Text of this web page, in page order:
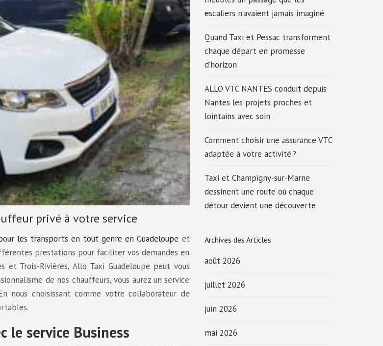
privé à votre service
les transports en tout genre en Guadeloupe et
prestations pour faciliter vos demandes en
Trois-Rivières, Allo Taxi Guadeloupe peut vous
de nos chauffeurs, vous aurez un service
nous choisissant comme votre collaborateur de
le service Business
escaliers n’avaient jamais imaginé
Quand Taxi et Pessac transforment
chaque départ en promesse
d’horizon
ALLO VTC NANTES conduit depuis
Nantes les projets proches et
lointains avec soin
Comment choisir une assurance VTC
adaptée à votre activité ?
Taxi et Champigny-sur-Marne
dessinent une route où chaque
détour devient une découverte
Archives des Articles
août 2026
juillet 2026
juin 2026
mai 2026